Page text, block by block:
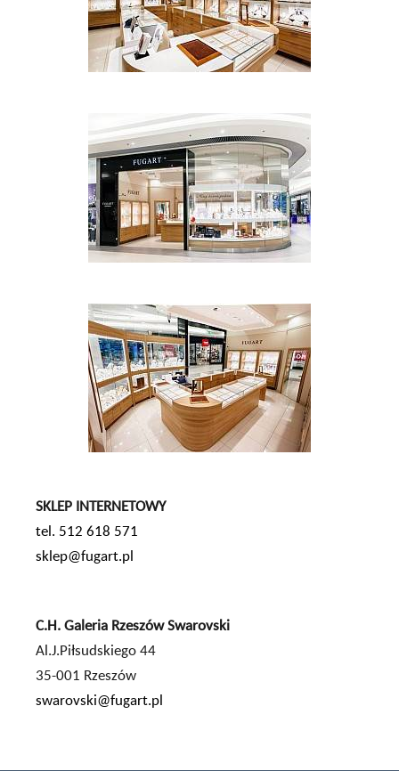
SKLEP INTERNETOWY
tel. 512 618 571
sklep@fugart.pl
C.H. Galeria Rzeszów Swarovski
Al.J.Piłsudskiego 44
35-001 Rzeszów
swarovski@fugart.pl